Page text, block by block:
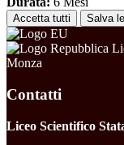
Accetta tutti Salva
Monza
Contatti
Liceo Scientifico